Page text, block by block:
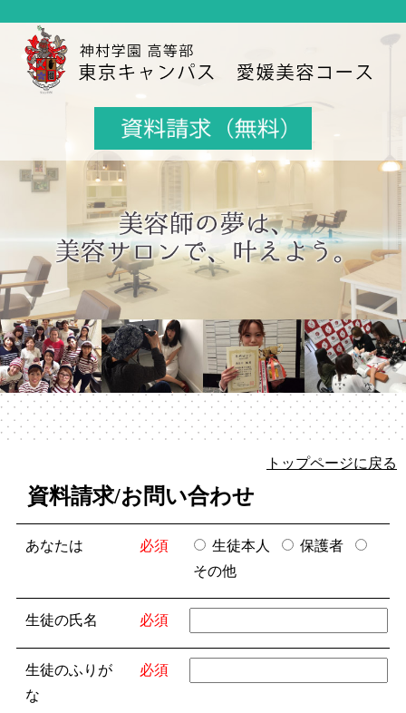
トップページに戻る
資料請求/お問い合わせ
あなたは 必須 生徒本人
保護者
その他
生徒の氏名 必須
生徒のふりが
な
必須